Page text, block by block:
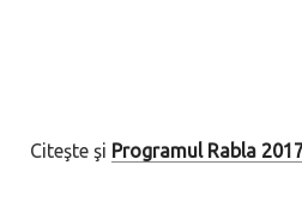
Citeşte şi Programul Rabla